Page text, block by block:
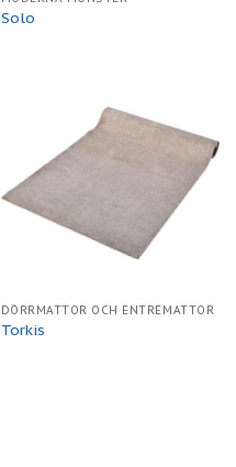
Solo
DÖRRMATTOR OCH ENTRÉMATTOR
Torkis